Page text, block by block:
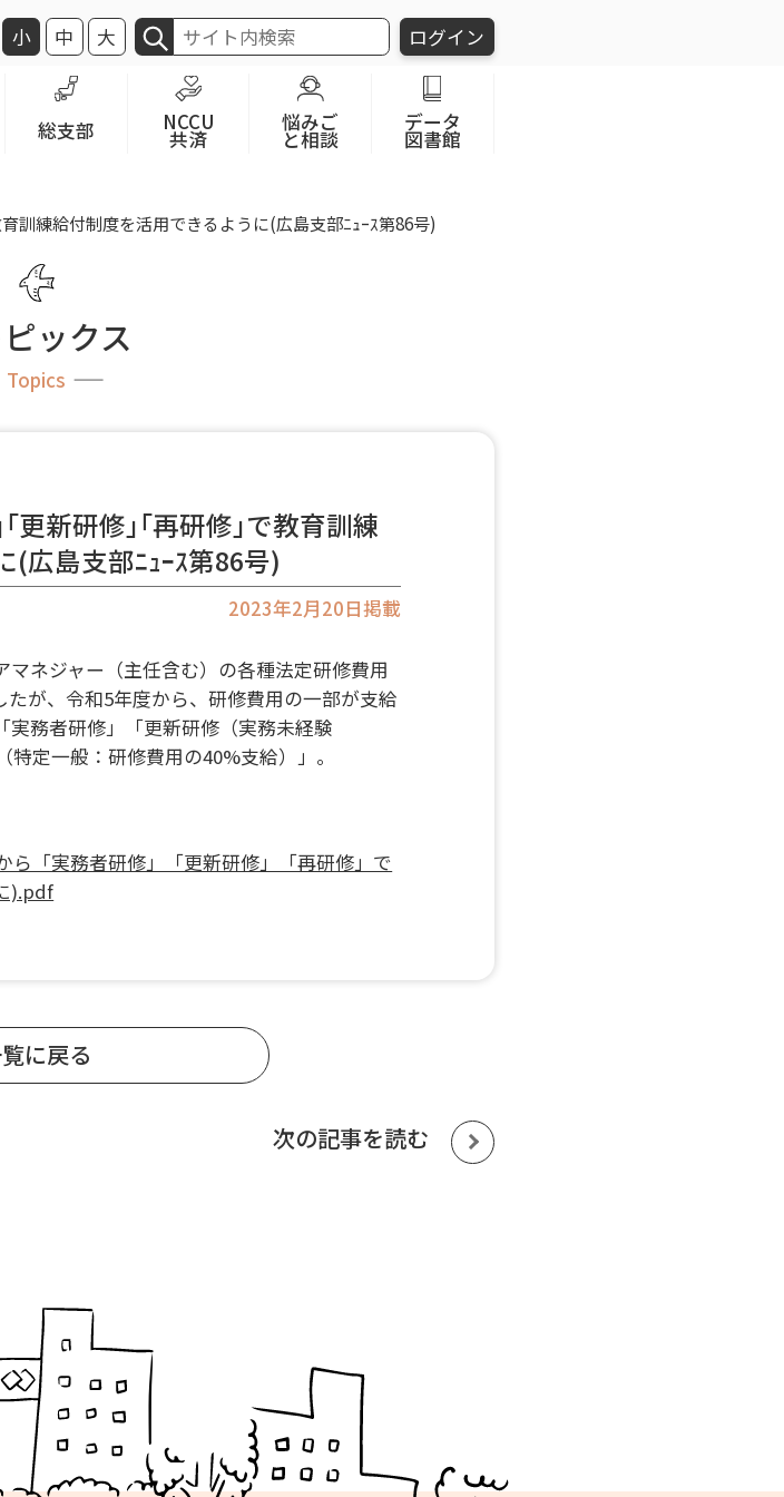
小 中 大 ログイン
総支部 NCCU
共済
悩みご
と相談
データ
図書館
訓練給付制度を活用できるように(広島支部ﾆｭｰｽ第86号)
ックス
Topics
更新研修｣｢再研修｣で教育訓練
(広島支部ﾆｭｰｽ第86号)
2023年2月20日掲載
ネジャー（主任含む）の各種法定研修費用
が、令和5年度から、研修費用の一部が支給
務者研修」「更新研修（実務未経験
定一般：研修費用の40%支給）」。
ら「実務者研修」「更新研修」「再研修」で
).pdf
に戻る
次の記事を読む